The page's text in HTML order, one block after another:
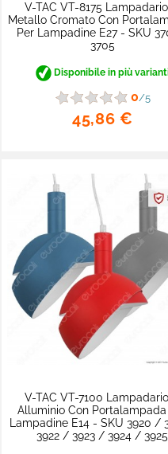
V-TAC VT-8175
Metallo Cromato Con
Per Lampadine E27 - SKU
3705
Disponibile in più
0/5
45,86 €
V-TAC VT-7100
Alluminio Con Portalampada
Lampadine E14 - SKU 3920 /
3922 / 3923 / 3924 / 3925